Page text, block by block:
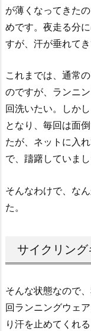
が薄くなってきた
めです。夜走る分
すが、汗が垂れて
これまでは、通常
のですが、ランニ
回洗いたい。しか
となり、毎回は面
たが、ネットに入
で、躊躇していまし
そんなわけで、な
た。
サイクリン
そんな状態なので
回ランニングウェ
り汗を止めてくれ